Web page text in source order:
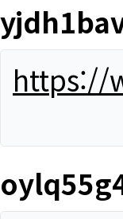
https://